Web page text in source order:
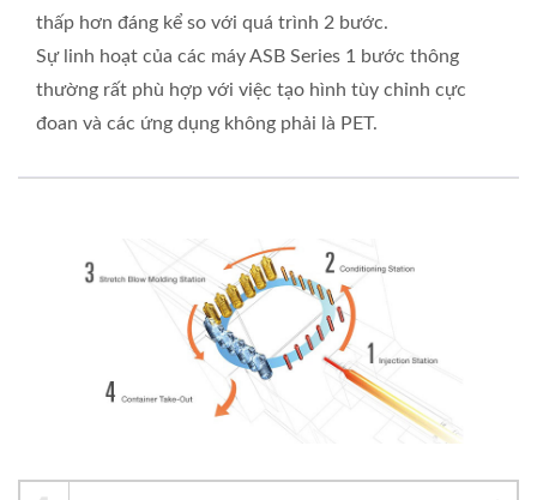
thấp hơn đáng kể so với quá trình 2 bước.
Sự linh hoạt của các máy ASB Series 1 bước thông
thường rất phù hợp với việc tạo hình tùy chỉnh cực
đoan và các ứng dụng không phải là PET.